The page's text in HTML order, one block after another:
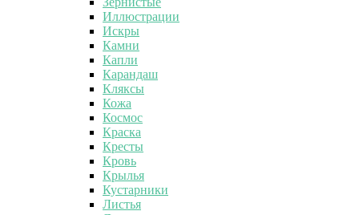
Иллюстрации
Искры
Камни
Капли
Карандаш
Кляксы
Кожа
Космос
Краска
Кресты
Кровь
Крылья
Кустарники
Листья